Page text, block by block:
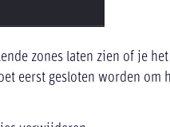
zones laten zien of je
eerst gesloten worden om